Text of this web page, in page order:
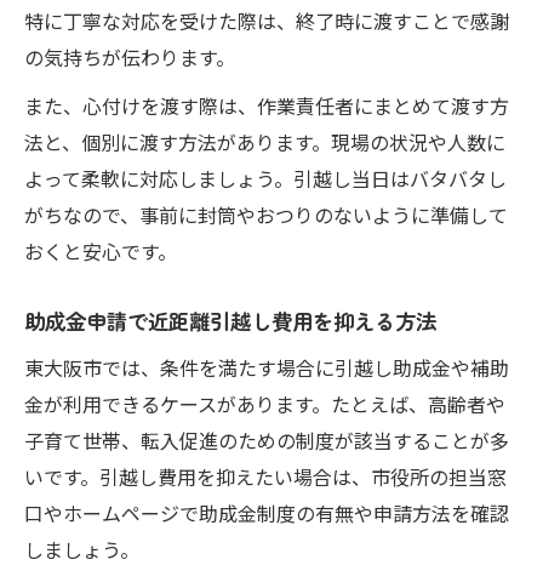
特に丁寧な対応を受けた際は、終了時に渡すことで感謝
の気持ちが伝わります。
また、心付けを渡す際は、作業責任者にまとめて渡す方
法と、個別に渡す方法があります。現場の状況や人数に
よって柔軟に対応しましょう。引越し当日はバタバタし
がちなので、事前に封筒やおつりのないように準備して
おくと安心です。
助成金申請で近距離引越し費用を抑える方法
東大阪市では、条件を満たす場合に引越し助成金や補助
金が利用できるケースがあります。たとえば、高齢者や
子育て世帯、転入促進のための制度が該当することが多
いです。引越し費用を抑えたい場合は、市役所の担当窓
口やホームページで助成金制度の有無や申請方法を確認
しましょう。